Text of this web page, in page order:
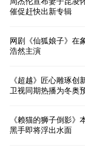
催促赶快出新专辑
网剧《仙狐娘子》在
浩然主演
《超越》匠心雕琢创
卫视同期热播为冬奥
《赖猫的狮子倒影》
黑手即将浮出水面